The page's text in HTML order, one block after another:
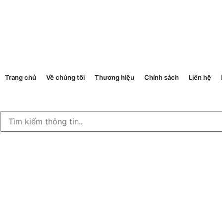
Trang chủ Về chúng tôi Thương hiệu Chính sách Liên hệ